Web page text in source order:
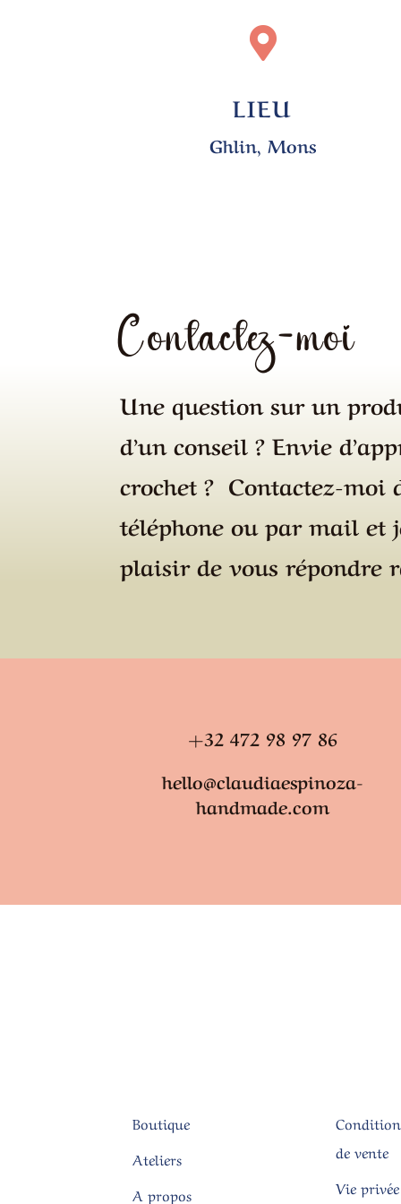

LIEU
Ghlin, Mons
Contactez-moi
Une question sur un
d’un conseil ? Envie
crochet ? Contactez-moi
téléphone ou par mail et
plaisir de vous répondre
+32 472 98 97 86
hello@claudiaespinoza-
handmade.com
Boutique
Ateliers
A propos
de vente
Vie privée